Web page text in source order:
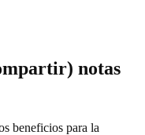
notas
beneficios para la